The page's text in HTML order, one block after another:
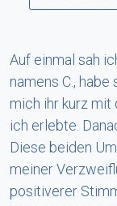
Auf einmal sah
namens C.,
mich ihr kurz
ich erlebte.
Diese beiden
meiner
positiverer